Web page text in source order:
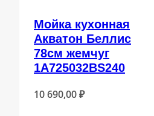
Мойка кухонная
Акватон Беллис
78см жемчуг
1A725032BS240
10 690,00₽